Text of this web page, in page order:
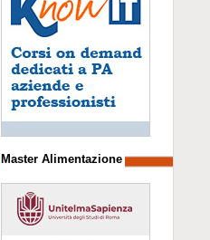
Master Alimentazione